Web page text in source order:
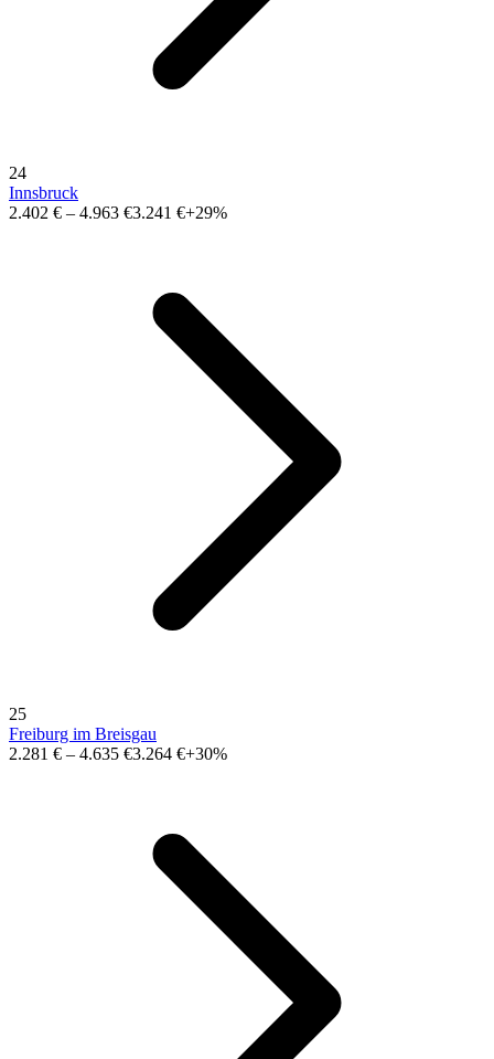
24
Innsbruck
2.402 € – 4.963 €3.241 €+29%
25
Freiburg im Breisgau
2.281 € – 4.635 €3.264 €+30%